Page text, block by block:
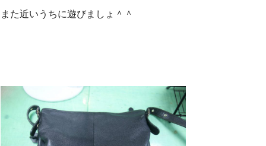
また近いうちに遊びましょ＾＾